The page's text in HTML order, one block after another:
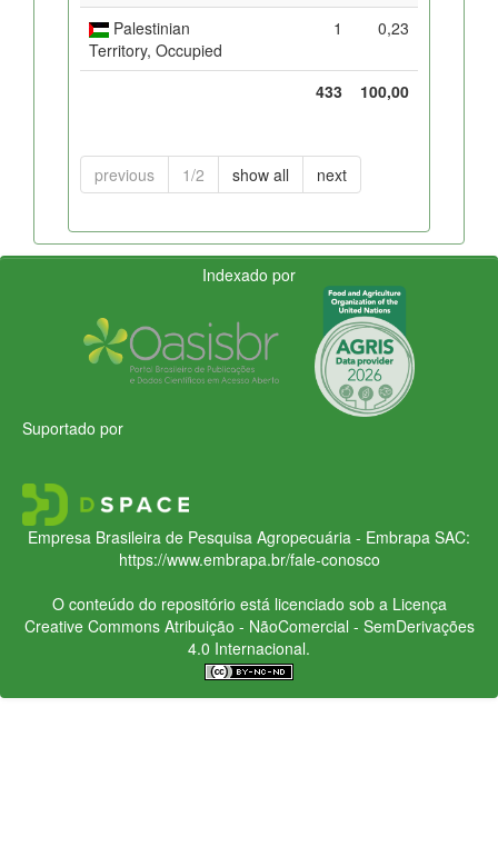
Palestinian
Territory, Occupied
1 0,23
433 100,00
previous 1/2 show all next
Indexado por
Suportado por
Empresa Brasileira de Pesquisa Agropecuária - Embrapa SAC:
https://www.embrapa.br/fale-conosco
O conteúdo do repositório está licenciado sob a Licença
Creative CommonsAtribuição - NãoComercial - SemDerivações
4.0 Internacional.